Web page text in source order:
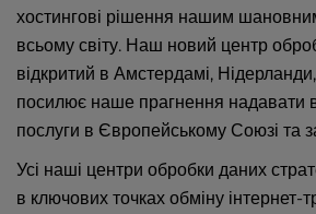
хостингові рішення нашим
всьому світу. Наш новий центр
відкритий в Амстердамі,
посилює наше прагнення надавати
послуги в Європейському Союзі та
Усі наші центри обробки даних
в ключових точках обміну інтернет-